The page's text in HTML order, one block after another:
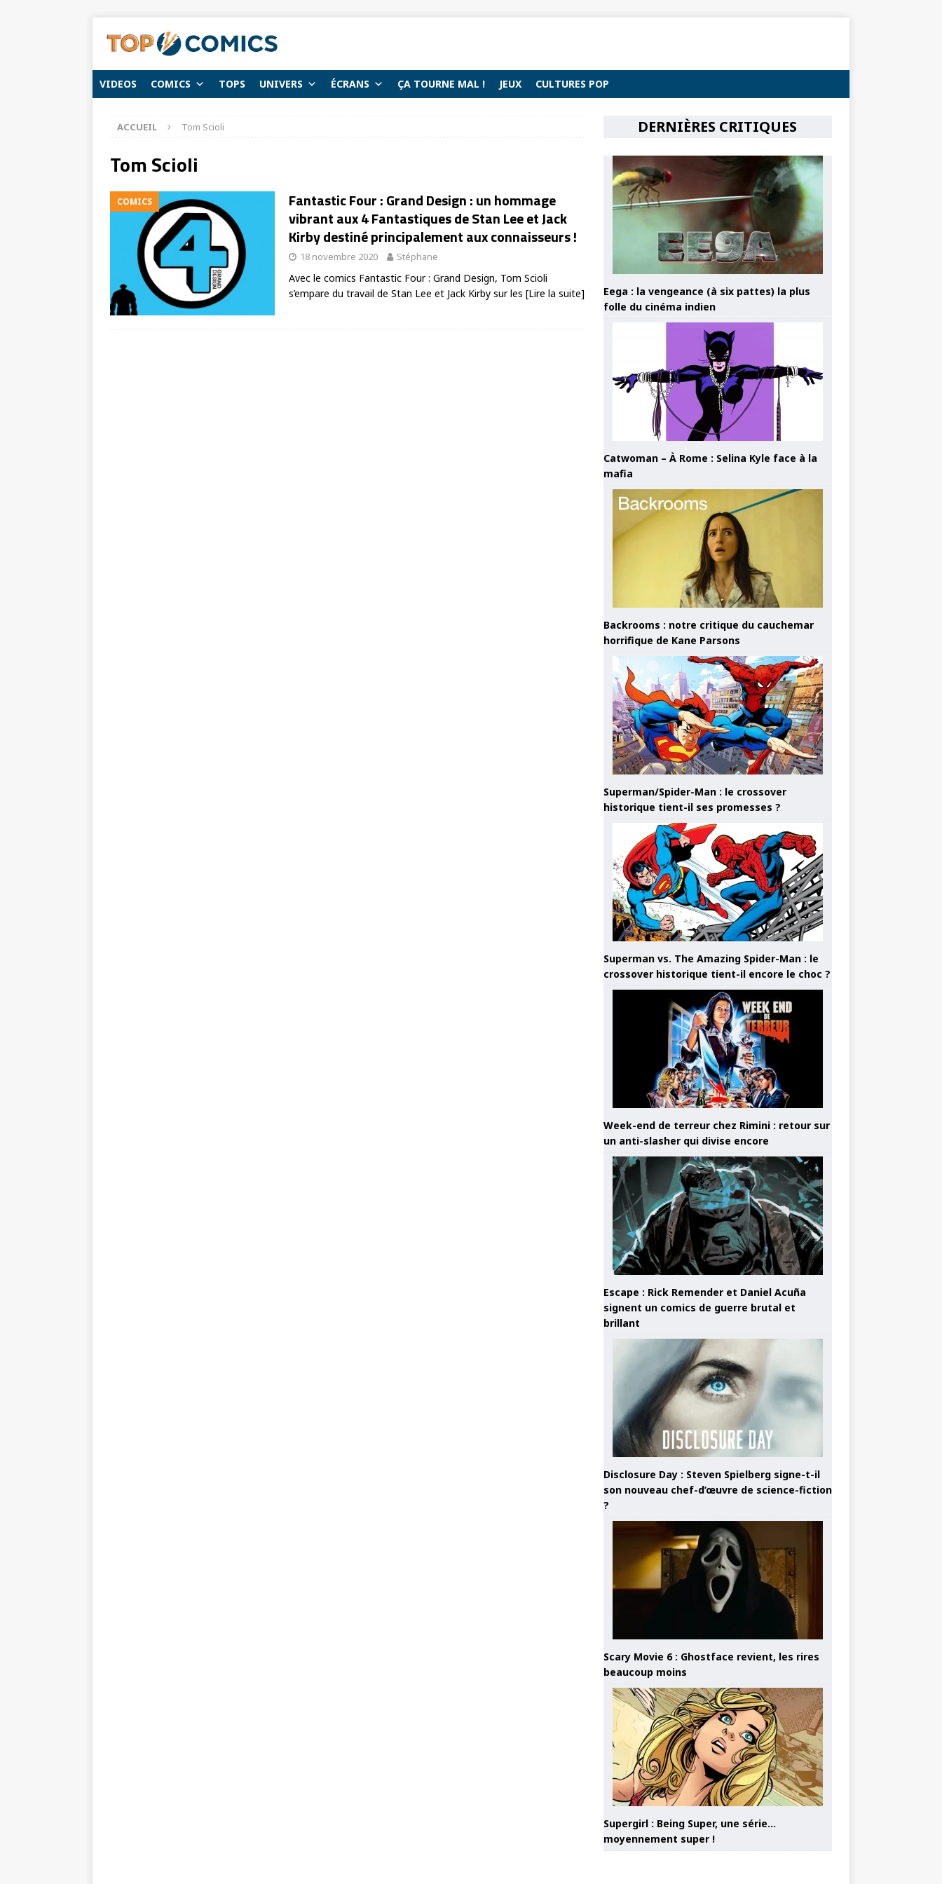
VIDEOS COMICS TOPS UNIVERS ÉCRANS ÇA TOURNE MAL ! JEUX CULTURES POP
ACCUEIL Tom Scioli
Tom Scioli
COMICS
Fantastic Four : Grand Design : un hommage
vibrant aux 4 Fantastiques de Stan Lee et Jack
Kirby destiné principalement aux connaisseurs !
18 novembre 2020 Stéphane
Avec le comics Fantastic Four : Grand Design, Tom Scioli
s’empare du travail de Stan Lee et Jack Kirby sur les [Lire la suite]
DERNIÈRES CRITIQUES
Eega : la vengeance (à six pattes) la plus
folle du cinéma indien
Catwoman – À Rome : Selina Kyle face à la
mafia
Backrooms : notre critique du cauchemar
horrifique de Kane Parsons
Superman/Spider-Man : le crossover
historique tient-il ses promesses ?
Superman vs. The Amazing Spider-Man : le
crossover historique tient-il encore le choc ?
Week-end de terreur chez Rimini : retour sur
un anti-slasher qui divise encore
Escape : Rick Remender et Daniel Acuña
signent un comics de guerre brutal et
brillant
Disclosure Day : Steven Spielberg signe-t-il
son nouveau chef-d’œuvre de science-fiction
?
Scary Movie 6 : Ghostface revient, les rires
beaucoup moins
Supergirl : Being Super, une série…
moyennement super !